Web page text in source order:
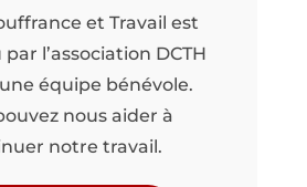
et Travail est
l’association DCTH
équipe bénévole.
nous aider à
notre travail.